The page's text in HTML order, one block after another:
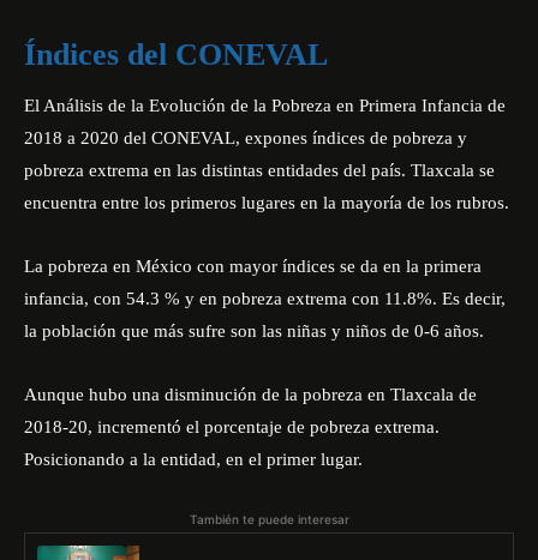
Índices del CONEVAL
El Análisis de la Evolución de la Pobreza en Primera Infancia de
2018 a 2020 del CONEVAL, expones índices de pobreza y
pobreza extrema en las distintas entidades del país. Tlaxcala se
encuentra entre los primeros lugares en la mayoría de los rubros.
La pobreza en México con mayor índices se da en la primera
infancia, con 54.3 % y en pobreza extrema con 11.8%. Es decir,
la población que más sufre son las niñas y niños de 0-6 años.
Aunque hubo una disminución de la pobreza en Tlaxcala de
2018-20, incrementó el porcentaje de pobreza extrema.
Posicionando a la entidad, en el primer lugar.
También te puede interesar